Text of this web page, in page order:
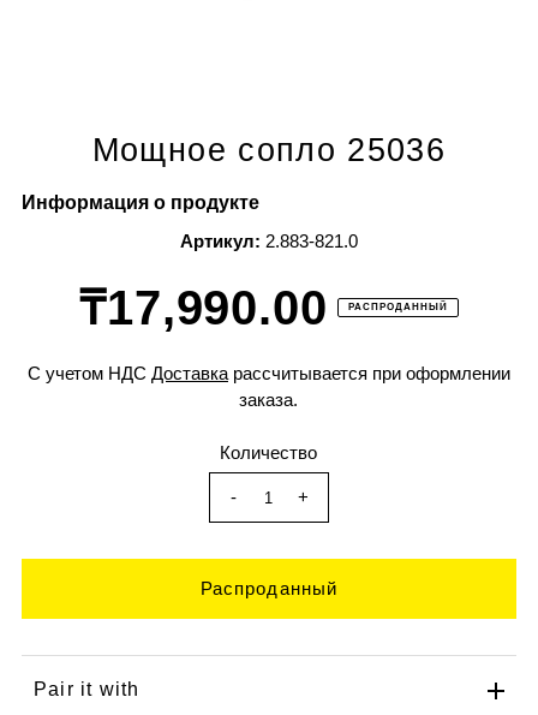
Мощное сопло 25036
Информация о продукте
Артикул: 2.883-821.0
₸17,990.00 РАСПРОДАННЫЙ
С учетом НДС Доставкарассчитывается при оформлении
заказа.
Количество
- +
Pair it with